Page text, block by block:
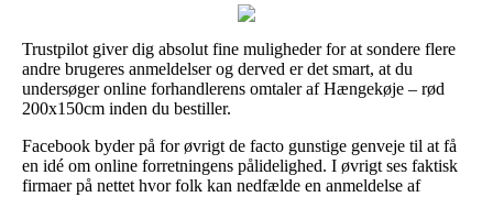
Trustpilot giver dig absolut fine muligheder for at sondere flere
andre brugeres anmeldelser og derved er det smart, at du
undersøger online forhandlerens omtaler af Hængekøje – rød
200x150cm inden du bestiller.
Facebook byder på for øvrigt de facto gunstige genveje til at få
en idé om online forretningens pålidelighed. I øvrigt ses faktisk
firmaer på nettet hvor folk kan nedfælde en anmeldelse af